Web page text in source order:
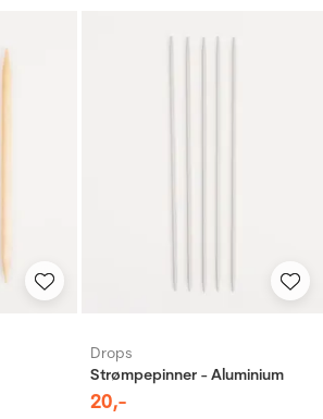
Drops
Strømpepinner - Aluminium
20,-